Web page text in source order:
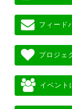
フィード
プロジェ
イベント